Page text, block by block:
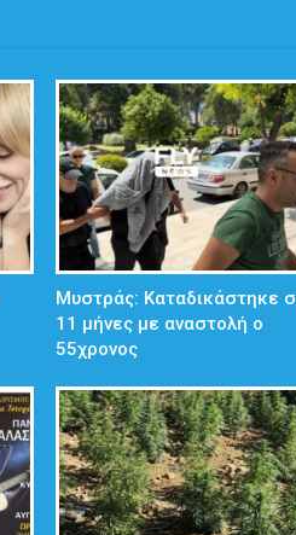
Μυστράς: Καταδικάστηκε
11 μήνες με αναστολή ο
55χρονος